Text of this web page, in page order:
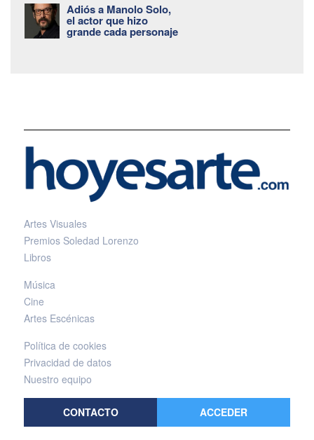
Adiós a Manolo Solo,
el actor que hizo
grande cada personaje
Artes Visuales
Premios Soledad Lorenzo
Libros
Música
Cine
Artes Escénicas
Política de cookies
Privacidad de datos
Nuestro equipo
CONTACTO ACCEDER